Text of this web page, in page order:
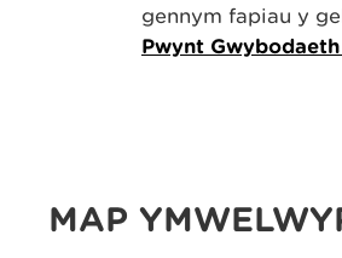
gennym fapiau y
Pwynt
MAP